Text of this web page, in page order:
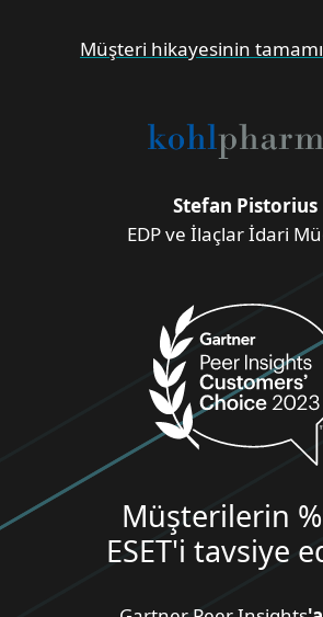
Müşteri hikayesinin
Stefan Pistorius
EDP ve İlaçlar İdari
Müşterilerin
ESET'i tavsiye